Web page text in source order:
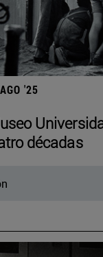
'25
décadas